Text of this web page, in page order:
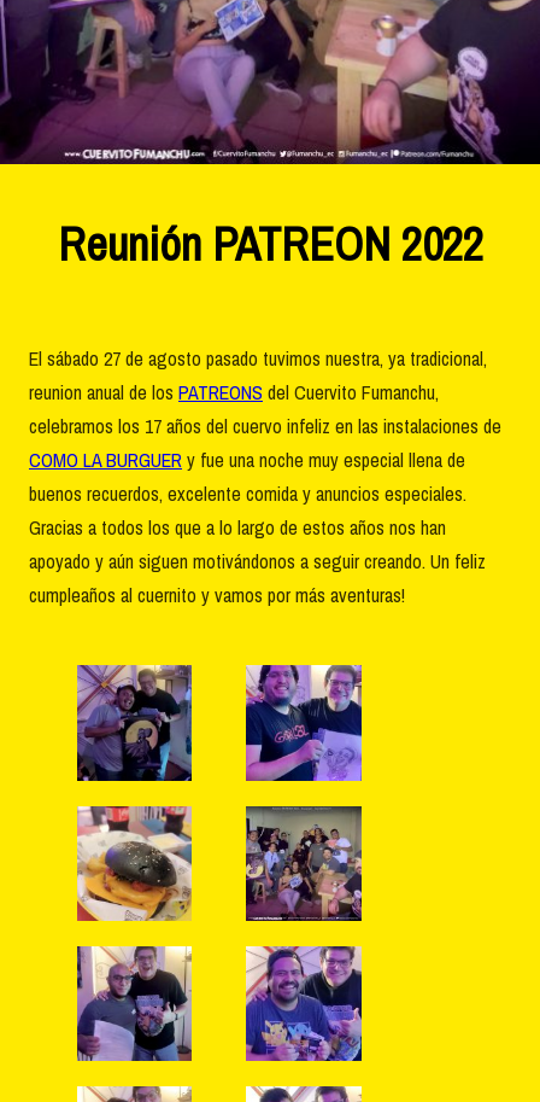
Reunión PATREON 2022
El sábado 27 de agosto pasado tuvimos nuestra, ya tradicional,
reunion anual de los PATREONS del Cuervito Fumanchu,
celebramos los 17 años del cuervo infeliz en las instalaciones de
COMO LA BURGUERy fue una noche muy especial llena de
buenos recuerdos, excelente comida y anuncios especiales.
Gracias a todos los que a lo largo de estos años nos han
apoyado y aún siguen motivándonos a seguir creando. Un feliz
cumpleaños al cuernito y vamos por más aventuras!